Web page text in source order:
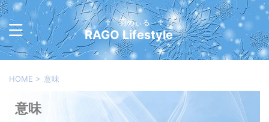
♰ 羽めぃる ♰
RAGO Lifestyle
HOME > 意味
意味